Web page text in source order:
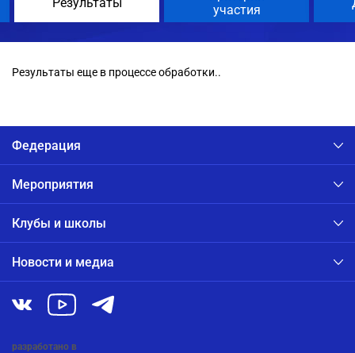
участия
Результаты еще в процессе обработки..
Федерация
Мероприятия
Клубы и школы
Новости и медиа
разработано в